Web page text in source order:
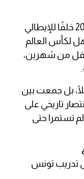
وعاد رينارد إلى السعودية في أكتوبر 2024 خلفًا للإيطالي
لكأس العالم
بأقل من شهرين،
بل جمعت بين
تاريخي على
تستمرا حتى
تدريب تونس